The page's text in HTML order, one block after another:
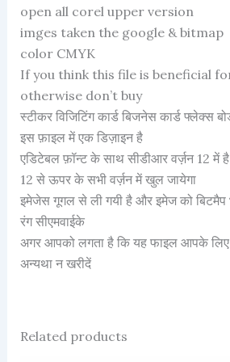
open all corel upper version
imges taken the google & bitmap
color CMYK
If you think this file is beneficial
otherwise don’t buy
स्टीकर विजिटिंग कार्ड बिजनेस कार्ड फ्लेक्स
इस फ़ाइल में एक डिज़ाइन है
एडिटेबल फ़ॉन्ट के साथ सीडीआर वर्ज़न 12 में है
12 से ऊपर के सभी वर्ज़न में खुल जायेगा
इमेजेस गूगल से ली गयी है और इमेज को बिटमैप
रंग सीएमवाईके
अगर आपको लगता है कि यह फाइल आपके लिए
अन्यथा न खरीदें
Related products